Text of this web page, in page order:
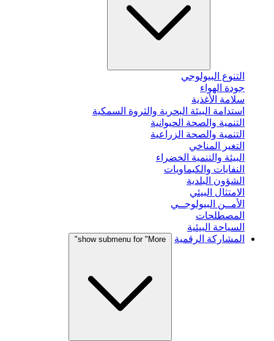
التنوع البيولوجي
جودة الهواء
سلامة الأغذية
استدامة البيئة البحرية والثروة السمكية
التنمية والصحة الحيوانية
التنمية والصحة الزراعية
التغير المناخي
البيئة والتنمية الخضراء
النفايات والكيماويات
الشؤون البلدية
الامتثال البيئي
الأمــن البيولوجــي
المصطلحات
السياحة البيئية
المشاركة الرقمية
show submenu for "More"